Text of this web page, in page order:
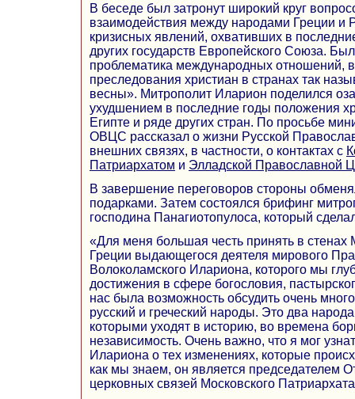
В беседе был затронут широкий круг
взаимодействия между народами Греции и
кризисных явлений, охвативших в
других государств Европейского Союза.
проблематика международных отношений, в
преследования христиан в странах так
весны». Митрополит Иларион поделился
ухудшением в последние годы положения
Египте и ряде других стран. По просьбе
ОВЦС рассказал о жизни Русской
внешних связях, в частности, о контактах с
Патриархатом и Элладской Православной
В завершение переговоров стороны
подарками. Затем состоялся брифинг
господина Панагиотопулоса, который
«Для меня большая честь принять в стенах
Греции выдающегося деятеля мирового
Волоколамского Илариона, которого мы
достижения в сфере богословия,
нас была возможность обсудить очень
русский и греческий народы. Это два
которыми уходят в историю, во времена
независимость. Очень важно, что я мог
Илариона о тех изменениях, которые
как мы знаем, он является председателем
церковных связей Московского